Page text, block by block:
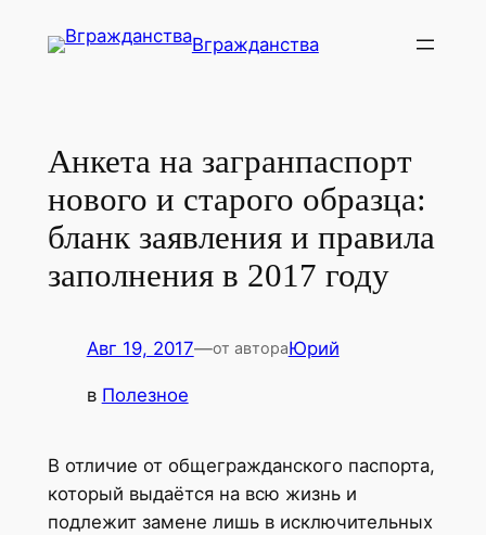
Вгражданства
Анкета на загранпаспорт
нового и старого образца:
бланк заявления и правила
заполнения в 2017 году
Авг 19, 2017—от автораЮрий
в Полезное
В отличие от общегражданского паспорта,
который выдаётся на всю жизнь и
подлежит замене лишь в исключительных